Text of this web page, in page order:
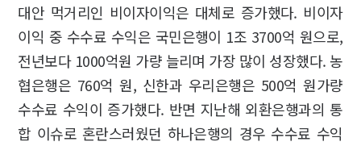
대안 먹거리인 비이자이익은 대체로 증가했다. 비이자
이익 중 수수료 수익은 국민은행이 1조 3700억 원으로,
전년보다 1000억원 가량 늘리며 가장 많이 성장했다. 농
협은행은 760억 원, 신한과 우리은행은 500억 원가량
수수료 수익이 증가했다. 반면 지난해 외환은행과의 통
합 이슈로 혼란스러웠던 하나은행의 경우 수수료 수익